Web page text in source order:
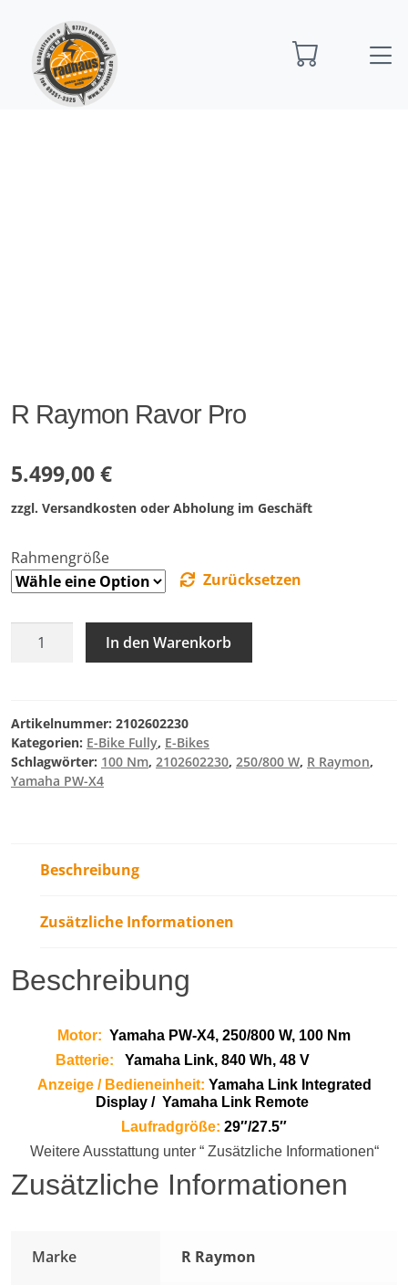
Startseite
Pro
R Raymon Ravor Pro
5.499,00€
zzgl. Versandkosten oder Abholung im Geschäft
Rahmengröße
Zurücksetzen
Raymon
Menge
In den Warenkorb
Artikelnummer: 2102602230
Kategorien: E-Bike Fully, E-Bikes
Schlagwörter: 100 Nm, 2102602230, 250/800 W, R Raymon,
Yamaha PW-X4
Beschreibung
Zusätzliche Informationen
Beschreibung
Motor: Yamaha PW-X4, 250/800 W, 100 Nm
Batterie:
Yamaha Link, 840 Wh, 48 V
Anzeige / Bedieneinheit: Yamaha Link Integrated
Display / Yamaha Link Remote
Laufradgröße: 29″/27.5″
Weitere Ausstattung unter “ Zusätzliche Informationen“
Zusätzliche Informationen
Marke R Raymon